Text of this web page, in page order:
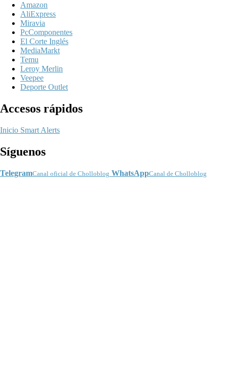
Amazon
AliExpress
Miravia
PcComponentes
El Corte Inglés
MediaMarkt
Temu
Leroy Merlin
Veepee
Deporte Outlet
Accesos rápidos
Inicio Smart Alerts
Síguenos
TelegramCanal oficial de Cholloblog WhatsAppCanal de Cholloblog